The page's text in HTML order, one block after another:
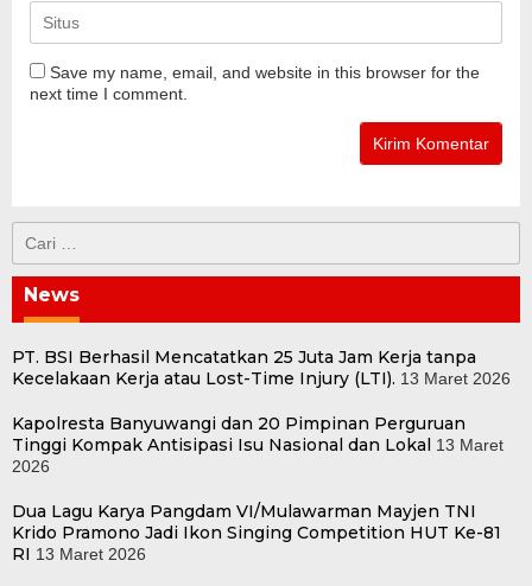
Save my name, email, and website in this browser for the
next time I comment.
untuk:
News
PT. BSI Berhasil Mencatatkan 25 Juta Jam Kerja tanpa
Kecelakaan Kerja atau Lost-Time Injury (LTI). 13 Maret 2026
Kapolresta Banyuwangi dan 20 Pimpinan Perguruan
Tinggi Kompak Antisipasi Isu Nasional dan Lokal 13 Maret
2026
Dua Lagu Karya Pangdam VI/Mulawarman Mayjen TNI
Krido Pramono Jadi Ikon Singing Competition HUT Ke-81
RI 13 Maret 2026